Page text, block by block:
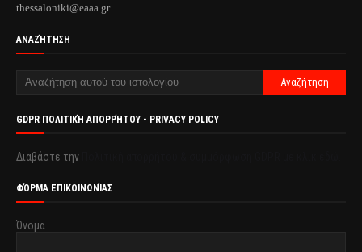
thessaloniki@eaaa.gr
ΑΝΑΖΉΤΗΣΗ
GDPR ΠΟΛΙΤΙΚΉ ΑΠΟΡΡΉΤΟΥ - PRIVACY POLICY
Διαβάστε την
ΦΌΡΜΑ ΕΠΙΚΟΙΝΩΝΊΑΣ
Όνομα